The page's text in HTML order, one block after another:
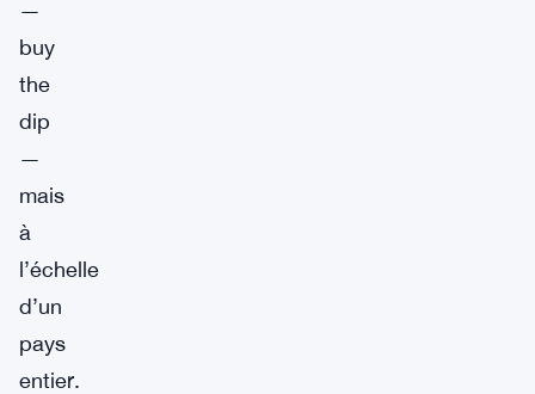
—
buy
the
dip
—
mais
à
l’échelle
d’un
pays
entier.